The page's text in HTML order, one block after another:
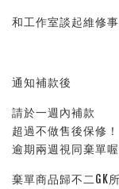
和工作室談起維修
通知補款後
請於一週內補款
超過不做售後保修！
逾期兩週視同棄單喔
棄單商品歸不二GK